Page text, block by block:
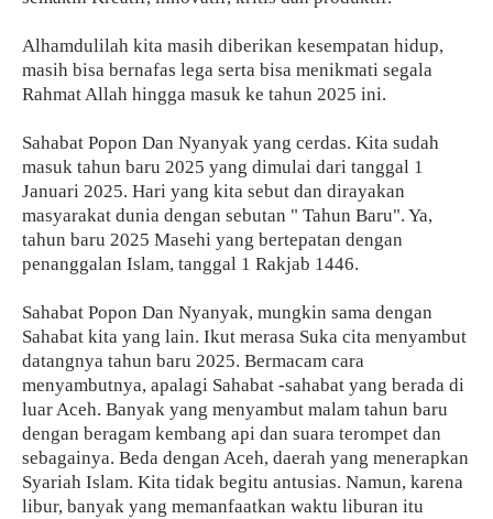
Alhamdulilah kita masih diberikan kesempatan hidup,
masih bisa bernafas lega serta bisa menikmati segala
Rahmat Allah hingga masuk ke tahun 2025 ini.
Sahabat Popon Dan Nyanyak yang cerdas. Kita sudah
masuk tahun baru 2025 yang dimulai dari tanggal 1
Januari 2025. Hari yang kita sebut dan dirayakan
masyarakat dunia dengan sebutan " Tahun Baru". Ya,
tahun baru 2025 Masehi yang bertepatan dengan
penanggalan Islam, tanggal 1 Rakjab 1446.
Sahabat Popon Dan Nyanyak, mungkin sama dengan
Sahabat kita yang lain. Ikut merasa Suka cita menyambut
datangnya tahun baru 2025. Bermacam cara
menyambutnya, apalagi Sahabat -sahabat yang berada di
luar Aceh. Banyak yang menyambut malam tahun baru
dengan beragam kembang api dan suara terompet dan
sebagainya. Beda dengan Aceh, daerah yang menerapkan
Syariah Islam. Kita tidak begitu antusias. Namun, karena
libur, banyak yang memanfaatkan waktu liburan itu